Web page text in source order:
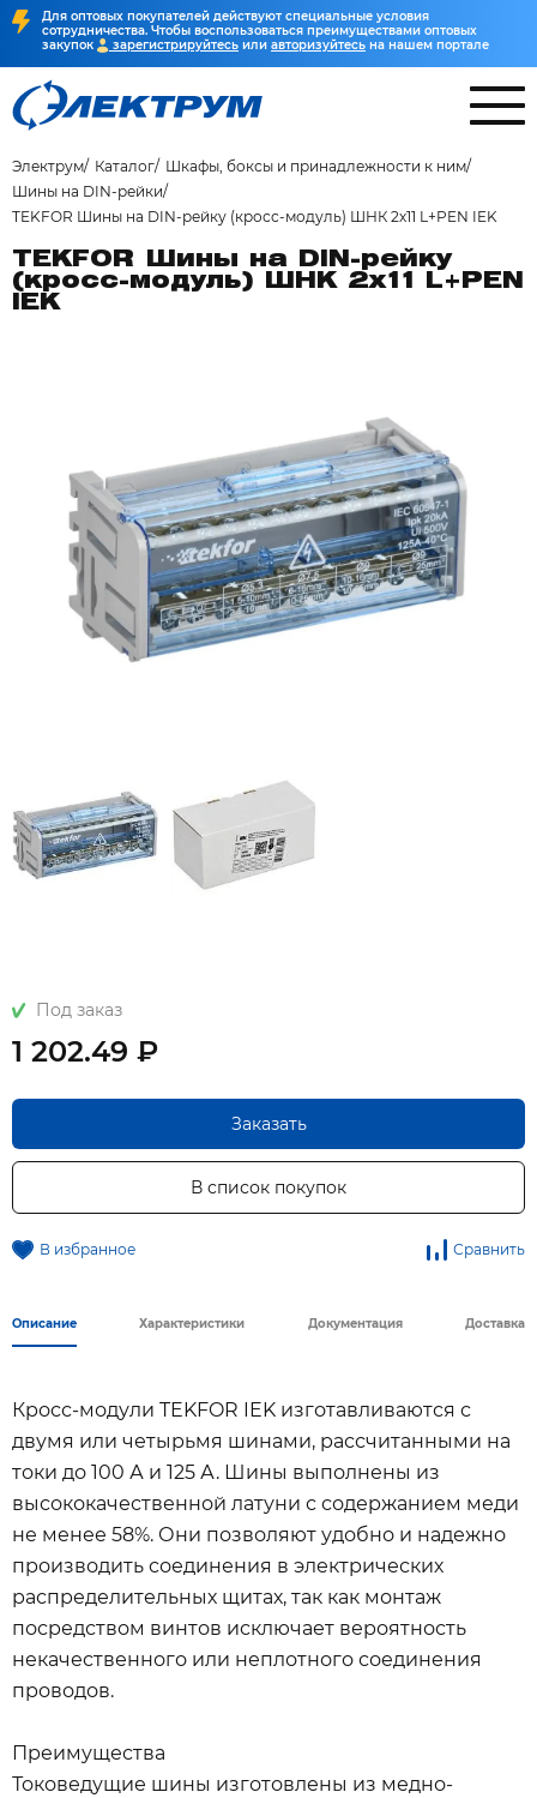
Для оптовых покупателей действуют специальные условия
сотрудничества. Чтобы воспользоваться преимуществами оптовых
закупок
зарегистрируйтесь или авторизуйтесь на нашем портале
Электрум Каталог
Шкафы, боксы и принадлежности к ним
Шины на DIN-рейки
TEKFOR Шины на DIN-рейку (кросс-модуль) ШНК 2х11 L+PEN IEK
TEKFOR Шины на DIN-рейку
(кросс-модуль) ШНК 2х11 L+PEN
IEK
Под заказ
1 202.49 ₽
Заказать
В список покупок
В избранное Сравнить
Описание Характеристики Документация Доставка
Кросс-модули TEKFOR IEK изготавливаются с
двумя или четырьмя шинами, рассчитанными на
токи до 100 А и 125 А. Шины выполнены из
высококачественной латуни с содержанием меди
не менее 58%. Они позволяют удобно и надежно
производить соединения в электрических
распределительных щитах, так как монтаж
посредством винтов исключает вероятность
некачественного или неплотного соединения
проводов.
Преимущества
Токоведущие шины изготовлены из медно-